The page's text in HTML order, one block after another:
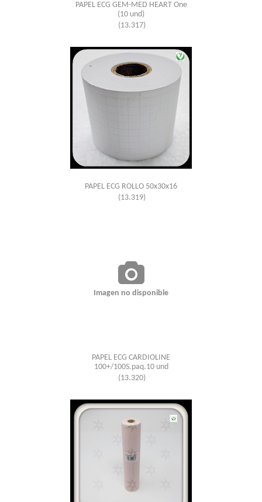
PAPEL ECG GEM-MED HEART One
(10 und)
(13.317)
PAPEL ECG ROLLO 50x30x16
(13.319)
Imagen no disponible
PAPEL ECG CARDIOLINE
100+/100S.paq.10 und
(13.320)